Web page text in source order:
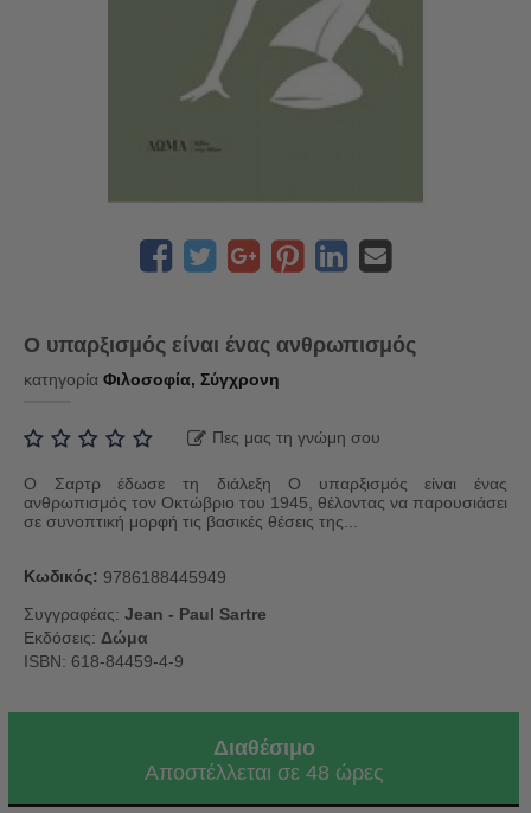
Ο υπαρξισμός είναι ένας ανθρωπισμός
κατηγορία Φιλοσοφία, Σύγχρονη
Πες μας τη γνώμη σου
Ο Σαρτρ έδωσε τη διάλεξη Ο υπαρξισμός είναι ένας
ανθρωπισμός τον Οκτώβριο του 1945, θέλοντας να παρουσιάσει
σε συνοπτική μορφή τις βασικές θέσεις της...
Κωδικός: 9786188445949
Συγγραφέας: Jean - Paul Sartre
Εκδόσεις: Δώμα
ISBN: 618-84459-4-9
Διαθέσιμο
Αποστέλλεται σε 48 ώρες